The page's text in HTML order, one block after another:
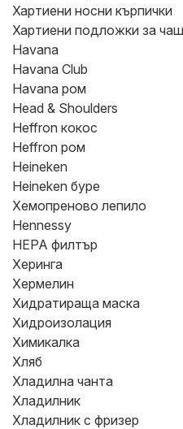
Хартиени носни кърпички
Хартиени подложки за
Havana
Havana Club
Havana ром
Head & Shoulders
Heffron кокос
Heffron ром
Heineken
Heineken буре
Хемопреново лепило
Hennessy
HEPA филтър
Херинга
Хермелин
Хидратираща маска
Хидроизолация
Химикалка
Хляб
Хладилна чанта
Хладилник
Хладилник с фризер